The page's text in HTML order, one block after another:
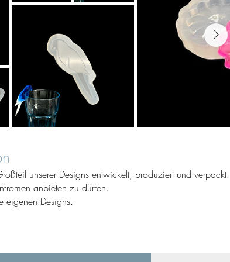
unserer Designs entwickelt, produziert und verpackt.
anbieten zu dürfen.
eigenen Designs.